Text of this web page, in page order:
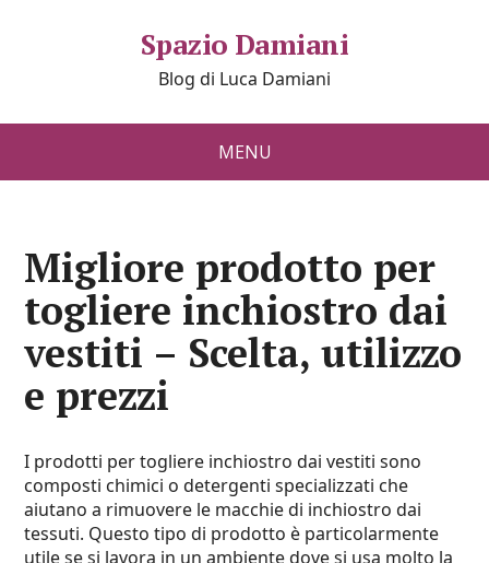
Spazio Damiani
Blog di Luca Damiani
MENU
Migliore prodotto per
togliere inchiostro dai
vestiti – Scelta, utilizzo
e prezzi
I prodotti per togliere inchiostro dai vestiti sono
composti chimici o detergenti specializzati che
aiutano a rimuovere le macchie di inchiostro dai
tessuti. Questo tipo di prodotto è particolarmente
utile se si lavora in un ambiente dove si usa molto la